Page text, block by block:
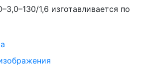
1,6 изготавливается по